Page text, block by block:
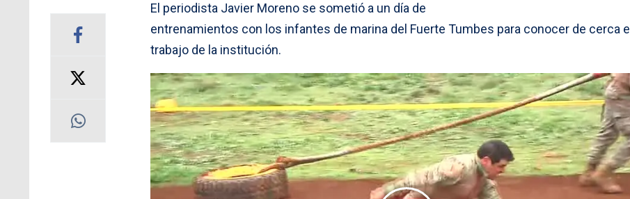
El periodista Javier Moreno se sometió a un día de
entrenamientos con los infantes de marina del Fuerte Tumbes para conocer de cerca el
trabajo de la institución.